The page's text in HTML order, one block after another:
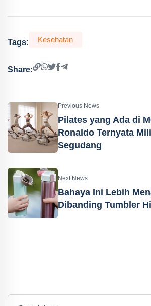
Tags: Kesehatan
Share:
Previous News
Pilates yang Ada di
Ronaldo Ternyata
Segudang
Next News
Bahaya Ini Lebih
Dibanding Tumbler